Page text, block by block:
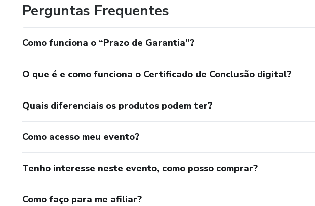
Perguntas Frequentes
Como funciona o “Prazo de Garantia”?
O que é e como funciona o Certificado de Conclusão digital?
Quais diferenciais os produtos podem ter?
Como acesso meu evento?
Tenho interesse neste evento, como posso comprar?
Como faço para me afiliar?